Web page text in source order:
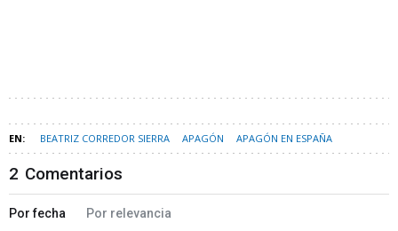
BEATRIZ CORREDOR SIERRA APAGÓN APAGÓN EN ESPAÑA
2 Comentarios
Por fecha Por relevancia